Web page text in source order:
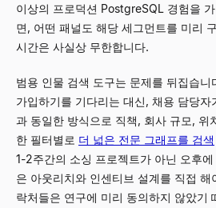
이상의 프로덕션 PostgreSQL 경험을
면, 어떤 패널도 해당 세그먼트를 미리
시간은 사실상 무한합니다.
범용 인물 검색 도구는 문제를 뒤집습니
가입하기를 기다리는 대신, 채용 담당자
과 동일한 방식으로 직책, 회사 규모, 위
한 필터별로 더 넓은 전문 그래프를 검색
1-2주간의 소싱 프로젝트가 아닌 오후
은 아웃리치와 인센티브 설계를 직접 해
락처들은 연구에 미리 동의하지 않았기